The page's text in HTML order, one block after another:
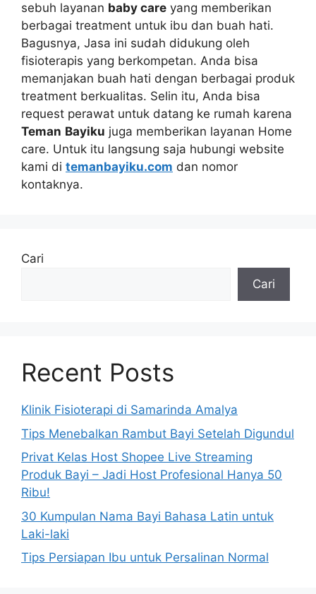
sebuh layanan baby care yang memberikan
berbagai treatment untuk ibu dan buah hati.
Bagusnya, Jasa ini sudah didukung oleh
fisioterapis yang berkompetan. Anda bisa
memanjakan buah hati dengan berbagai produk
treatment berkualitas. Selin itu, Anda bisa
request perawat untuk datang ke rumah karena
Teman Bayiku juga memberikan layanan Home
care. Untuk itu langsung saja hubungi website
kami di temanbayiku.com dan nomor
kontaknya.
Cari
Cari
Recent Posts
Klinik Fisioterapi di Samarinda Amalya
Tips Menebalkan Rambut Bayi Setelah Digundul
Privat Kelas Host Shopee Live Streaming
Produk Bayi – Jadi Host Profesional Hanya 50
Ribu!
30 Kumpulan Nama Bayi Bahasa Latin untuk
Laki-laki
Tips Persiapan Ibu untuk Persalinan Normal